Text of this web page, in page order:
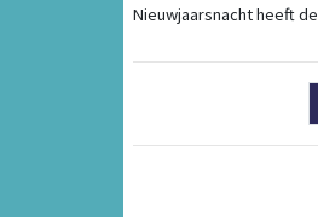
Nieuwjaarsnacht heeft